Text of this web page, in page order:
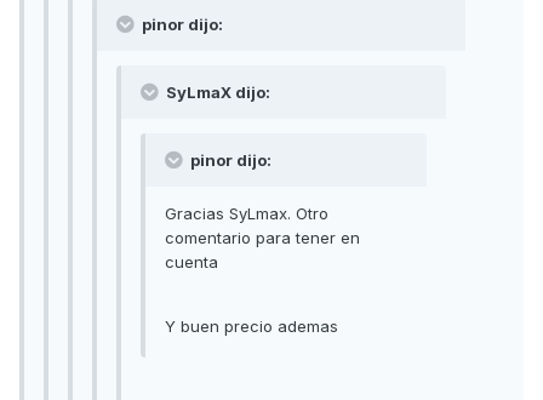
pinor dijo:
SyLmaX dijo:
pinor dijo:
Gracias SyLmax. Otro
comentario para tener en
cuenta
Y buen precio ademas